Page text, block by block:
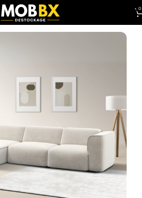
0